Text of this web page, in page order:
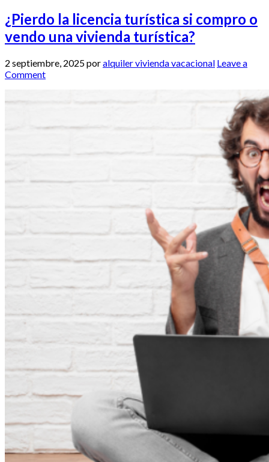
¿Pierdo la licencia turística si compro o
vendo una vivienda turística?
2 septiembre, 2025poralquiler vivienda vacacional Leave a
Comment